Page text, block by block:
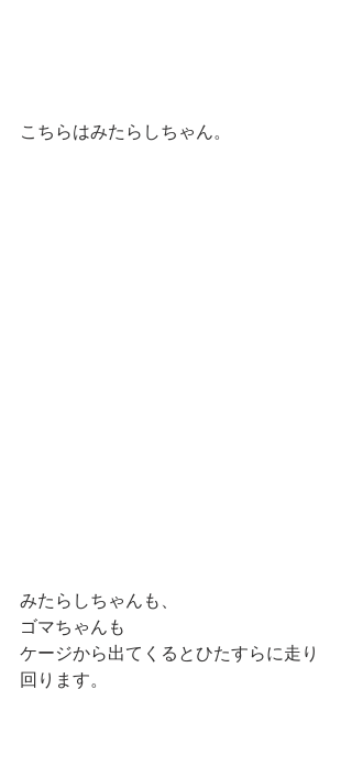
こちらはみたらしちゃん。
みたらしちゃんも、
ゴマちゃんも
ケージから出てくるとひたすらに走り
回ります。